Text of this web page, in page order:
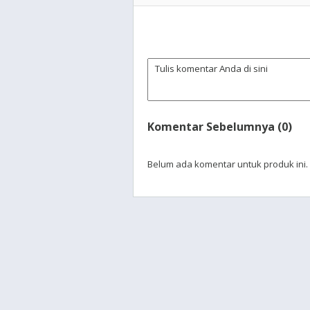
Komentar Sebelumnya (0)
Belum ada komentar untuk produk ini.